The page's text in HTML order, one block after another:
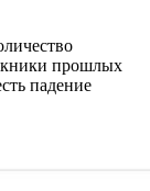
прошлых
падение